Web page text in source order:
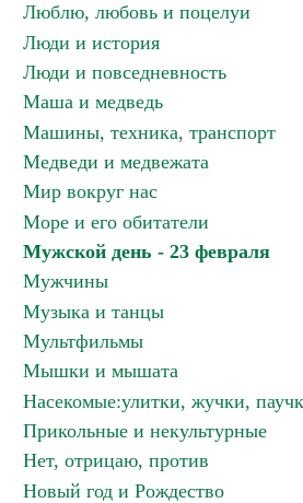
Люблю, любовь и поцелуи
Люди и история
Люди и повседневность
Маша и медведь
Машины, техника, транспорт
Медведи и медвежата
Мир вокруг нас
Море и его обитатели
Мужской день - 23 февраля
Мужчины
Музыка и танцы
Мультфильмы
Мышки и мышата
Насекомые:улитки, жучки,
Прикольные и некультурные
Нет, отрицаю, против
Новый год и Рождество